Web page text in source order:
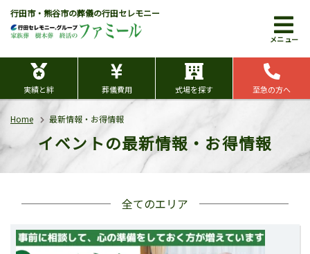
行田市・熊谷市の葬儀の行田セレモニー
メニュー
実績と絆 葬儀費用 式場を探す 至急の方へ
Home 最新情報・お得情報
イベントの最新情報・お得情報
全てのエリア